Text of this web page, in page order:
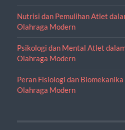
Nutrisi dan Pemulihan Atlet
Olahraga Modern
Psikologi dan Mental Atlet
Olahraga Modern
Peran Fisiologi dan Biomekanika
Olahraga Modern